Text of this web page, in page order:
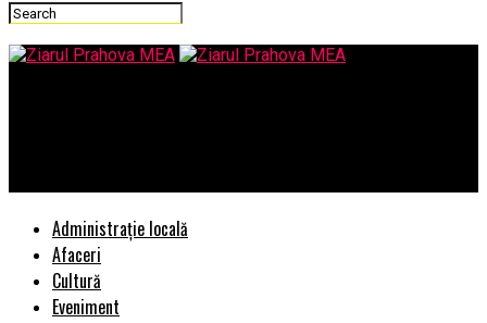
Administrație locală
Afaceri
Cultură
Eveniment